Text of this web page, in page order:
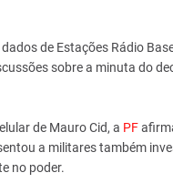
de Estações Rádio
sobre a minuta do
de Mauro Cid, a PF
a militares também
no poder.